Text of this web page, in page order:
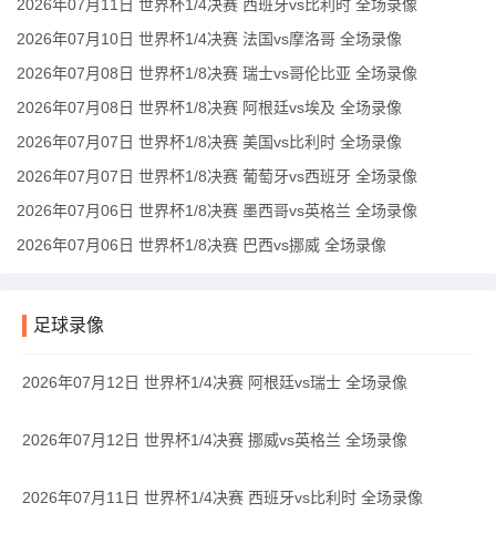
2026年07月11日 世界杯1/4决赛 西班牙vs比利时 全场录像
2026年07月10日 世界杯1/4决赛 法国vs摩洛哥 全场录像
2026年07月08日 世界杯1/8决赛 瑞士vs哥伦比亚 全场录像
2026年07月08日 世界杯1/8决赛 阿根廷vs埃及 全场录像
2026年07月07日 世界杯1/8决赛 美国vs比利时 全场录像
2026年07月07日 世界杯1/8决赛 葡萄牙vs西班牙 全场录像
2026年07月06日 世界杯1/8决赛 墨西哥vs英格兰 全场录像
2026年07月06日 世界杯1/8决赛 巴西vs挪威 全场录像
足球录像
2026年07月12日 世界杯1/4决赛 阿根廷vs瑞士 全场录像
2026年07月12日 世界杯1/4决赛 挪威vs英格兰 全场录像
2026年07月11日 世界杯1/4决赛 西班牙vs比利时 全场录像